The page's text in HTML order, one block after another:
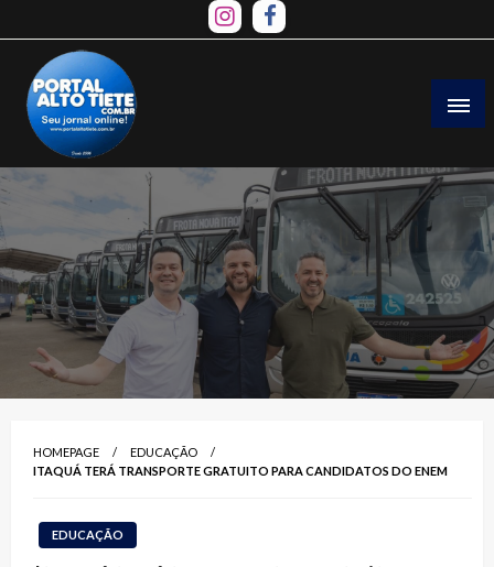
to
content
HOMEPAGE
EDUCAÇÃO
ITAQUÁ TERÁ TRANSPORTE GRATUITO PARA CANDIDATOS DO ENEM
EDUCAÇÃO